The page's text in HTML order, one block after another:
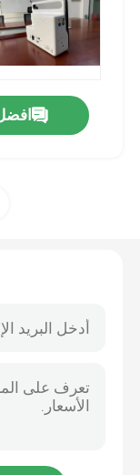
مراقبة المريض
مراقب المريض
جهاز مراقبة
مراقبة المرضى
مراقبة